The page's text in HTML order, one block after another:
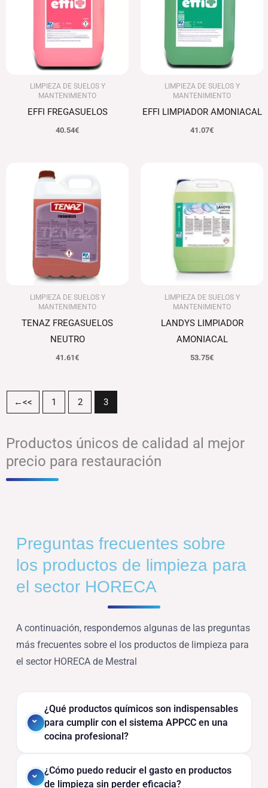
LIMPIEZA DE SUELOS Y
MANTENIMIENTO
EFFI FREGASUELOS
40.54€
LIMPIEZA DE SUELOS Y
MANTENIMIENTO
EFFI LIMPIADOR AMONIACAL
41.07€
LIMPIEZA DE SUELOS Y
MANTENIMIENTO
TENAZ FREGASUELOS
NEUTRO
41.61€
LIMPIEZA DE SUELOS Y
MANTENIMIENTO
LANDYS LIMPIADOR
AMONIACAL
53.75€
← 1 2 3
Productos únicos de calidad al mejor
precio para restauración
Preguntas frecuentes sobre
los productos de limpieza para
el sector HORECA
A continuación, respondemos algunas de las preguntas
más frecuentes sobre el los productos de limpieza para
el sector HORECA de Mestral
¿Qué productos químicos son indispensables
para cumplir con el sistema APPCC en una
cocina profesional?
¿Cómo puedo reducir el gasto en productos
de limpieza sin perder eficacia?